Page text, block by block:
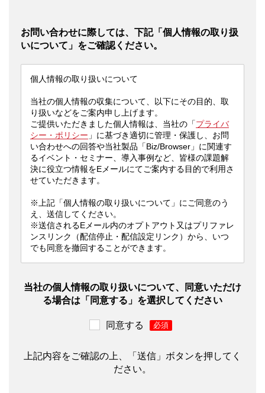
お問い合わせに際しては、下記「個人情報の取り扱
いについて」をご確認ください。
個人情報の取り扱いについて
当社の個人情報の収集について、以下にその目的、取
り扱いなどをご案内申し上げます。
ご提供いただきました個人情報は、当社の「プライバ
シー・ポリシー 」に基づき適切に管理・保護し、お問
い合わせへの回答や当社製品「Biz/Browser」に関連す
るイベント・セミナー、導入事例など、皆様の課題解
決に役立つ情報をEメールにてご案内する目的で利用さ
せていただきます。
※上記「個人情報の取り扱いについて」にご同意のう
え、送信してください。
※送信されるEメール内のオプトアウト又はプリファレ
ンスリンク（配信停止・配信設定リンク）から、いつ
でも同意を撤回することができます。
当社の個人情報の取り扱いについて、同意いただけ
る場合は「同意する」を選択してください
同意する
上記内容をご確認の上、「送信」ボタンを押してく
ださい。